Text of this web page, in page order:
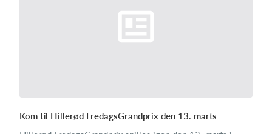
Kom til Hillerød FredagsGrandprix den 13. marts